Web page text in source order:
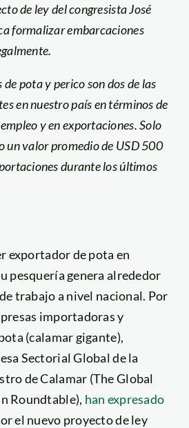
de ley del congresista José
formalizar embarcaciones
de pota y perico son dos de las
en nuestro país en términos de
y en exportaciones. Solo
un valor promedio de USD 500
durante los últimos
exportador de pota en
pesquería genera alrededor
trabajo a nivel nacional. Por
importadoras y
(calamar gigante),
Sectorial Global de la
de Calamar (The Global
Roundtable), han expresado
el nuevo proyecto de ley